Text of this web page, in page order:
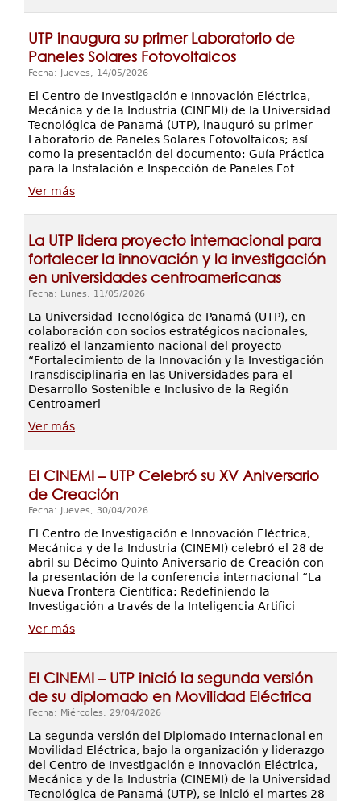
UTP inaugura su primer Laboratorio de
Paneles Solares Fotovoltaicos
Fecha: Jueves, 14/05/2026
El Centro de Investigación e Innovación Eléctrica,
Mecánica y de la Industria (CINEMI) de la Universidad
Tecnológica de Panamá (UTP), inauguró su primer
Laboratorio de Paneles Solares Fotovoltaicos; así
como la presentación del documento: Guía Práctica
para la Instalación e Inspección de Paneles Fot
Ver más
La UTP lidera proyecto internacional para
fortalecer la innovación y la investigación
en universidades centroamericanas
Fecha: Lunes, 11/05/2026
La Universidad Tecnológica de Panamá (UTP), en
colaboración con socios estratégicos nacionales,
realizó el lanzamiento nacional del proyecto
“Fortalecimiento de la Innovación y la Investigación
Transdisciplinaria en las Universidades para el
Desarrollo Sostenible e Inclusivo de la Región
Centroameri
Ver más
El CINEMI – UTP Celebró su XV Aniversario
de Creación
Fecha: Jueves, 30/04/2026
El Centro de Investigación e Innovación Eléctrica,
Mecánica y de la Industria (CINEMI) celebró el 28 de
abril su Décimo Quinto Aniversario de Creación con
la presentación de la conferencia internacional “La
Nueva Frontera Científica: Redefiniendo la
Investigación a través de la Inteligencia Artifici
Ver más
El CINEMI – UTP inició la segunda versión
de su diplomado en Movilidad Eléctrica
Fecha: Miércoles, 29/04/2026
La segunda versión del Diplomado Internacional en
Movilidad Eléctrica, bajo la organización y liderazgo
del Centro de Investigación e Innovación Eléctrica,
Mecánica y de la Industria (CINEMI) de la Universidad
Tecnológica de Panamá (UTP), se inició el martes 28